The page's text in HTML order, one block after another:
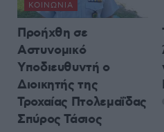
ΚΟΙΝΩΝΊΑ
Προήχθη σε
Αστυνομικό
Υποδιευθυντή ο
Διοικητής της
Τροχαίας Πτολεμαΐδας
Σπύρος Τάσιος